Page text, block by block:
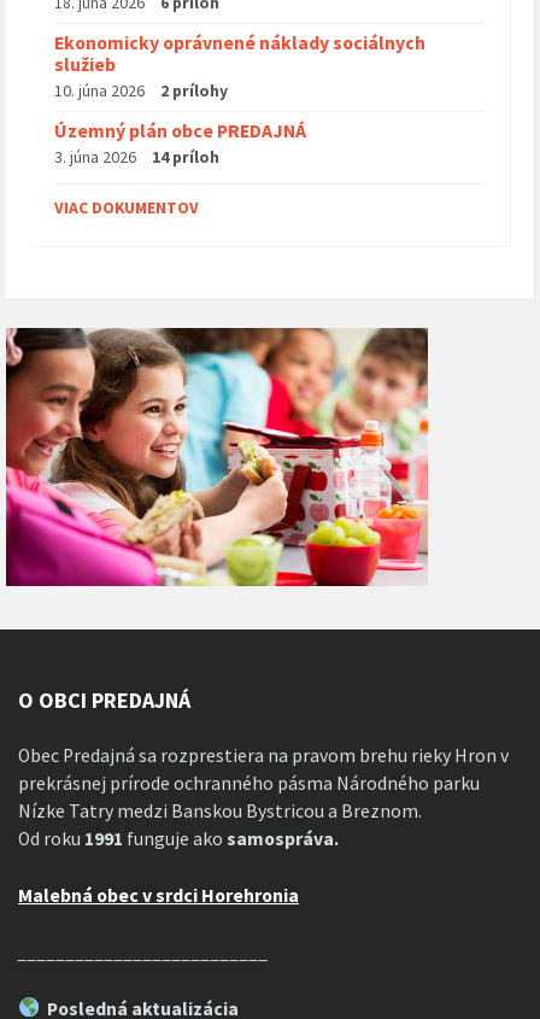
Ekonomicky oprávnené náklady sociálnych
služieb
10. júna 2026 2 prílohy
Územný plán obce PREDAJNÁ
3. júna 2026 14 príloh
VIAC DOKUMENTOV
O OBCI PREDAJNÁ
Obec Predajná sa rozprestiera na pravom brehu rieky Hron v
prekrásnej prírode ochranného pásma Národného parku
Nízke Tatry medzi Banskou Bystricou a Breznom.
Od roku 1991 funguje ako samospráva.
Malebná obec v srdci Horehronia
Posledná aktualizácia